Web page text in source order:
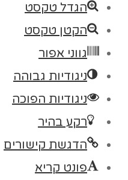
הגדל טקסט
הקטן טקסט
גווני אפור
ניגודיות גבוהה
ניגודיות הפוכה
רקע בהיר
הדגשת קישורים
פונט קריא